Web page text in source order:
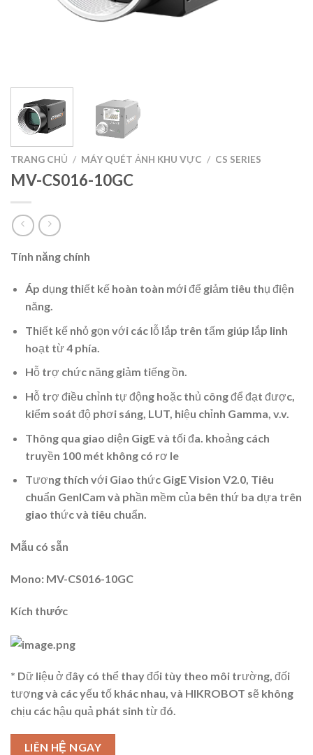
TRANG CHỦ / MÁY QUÉT ẢNH KHU VỰC / CS SERIES
MV-CS016-10GC
Tính năng chính
Áp dụng thiết kế hoàn toàn mới để giảm tiêu thụ điện
năng.
Thiết kế nhỏ gọn với các lỗ lắp trên tấm giúp lắp linh
hoạt từ 4 phía.
Hỗ trợ chức năng giảm tiếng ồn.
Hỗ trợ điều chỉnh tự động hoặc thủ công để đạt được,
kiểm soát độ phơi sáng, LUT, hiệu chỉnh Gamma, v.v.
Thông qua giao diện GigE và tối đa. khoảng cách
truyền 100 mét không có rơ le
Tương thích với Giao thức GigE Vision V2.0, Tiêu
chuẩn GenlCam và phần mềm của bên thứ ba dựa trên
giao thức và tiêu chuẩn.
Mẫu có sẵn
Mono: MV-CS016-10GC
Kích thước
* Dữ liệu ở đây có thể thay đổi tùy theo môi trường, đối
tượng và các yếu tố khác nhau, và HIKROBOT sẽ không
chịu các hậu quả phát sinh từ đó.
LIÊN HỆ NGAY